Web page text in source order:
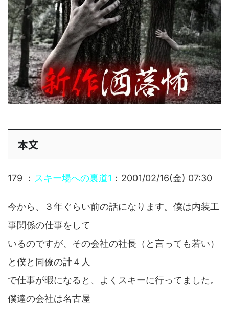
本文
179 ： スキー場への裏道1 ：2001/02/16(金) 07:30
今から、３年ぐらい前の話になります。僕は内装工
事関係の仕事をして
いるのですが、その会社の社長（と言っても若い）
と僕と同僚の計４人
で仕事が暇になると、よくスキーに行ってました。
僕達の会社は名古屋